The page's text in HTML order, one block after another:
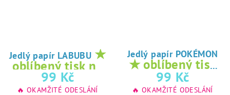
Jedlý papír LABUBU ★
oblíbený tisk na
jedlý papír
99 Kč
🔥 OKAMŽITÉ ODESLÁNÍ
Jedlý papír POKÉMON
★ oblíbený tisk
na jedlý papír
99 Kč
🔥 OKAMŽITÉ ODESLÁNÍ